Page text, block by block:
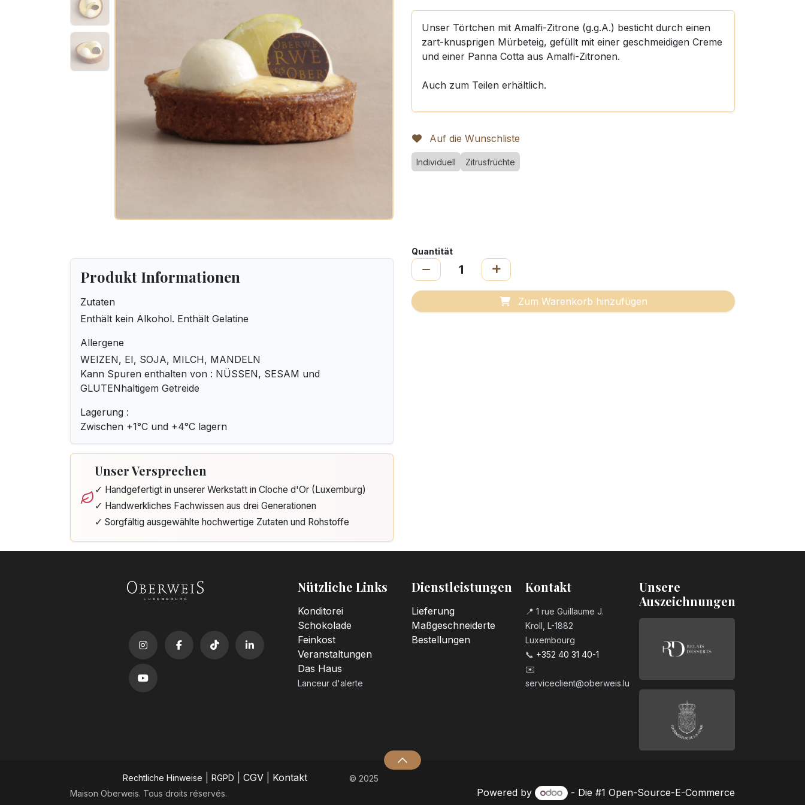
Unser Törtchen mit Amalfi-Zitrone (g.g.A.) besticht durch einen
zart-knusprigen Mürbeteig, gefüllt mit einer geschmeidigen Creme
und einer Panna Cotta aus Amalfi-Zitronen.
Auch zum Teilen erhältlich.
Auf die Wunschliste
Individuell Zitrusfrüchte
Produkt Informationen
Zutaten
Enthält kein Alkohol. Enthält Gelatine
Allergene
WEIZEN, EI, SOJA, MILCH, MANDELN
Kann Spuren enthalten von : NÜSSEN, SESAM und
GLUTENhaltigem Getreide
Lagerung :
Zwischen +1°C und +4°C lagern
Unser Versprechen
✓ Handgefertigt in unserer Werkstatt in Cloche d'Or (Luxemburg)
✓ Handwerkliches Fachwissen aus drei Generationen
✓ Sorgfältig ausgewählte hochwertige Zutaten und Rohstoffe
Quantität
Zum Warenkorb hinzufügen
Nützliche Links
Konditorei
Schokolade
Feinkost
Veranstaltungen
Das Haus
Lanceur d'alerte
Dienstleistungen
Lieferung
Maßgeschneiderte
Bestellungen
Kontakt
📍 1 rue Guillaume J.
Kroll, L-1882
Luxembourg
📞 +352 40 31 40-1
✉️
serviceclient@oberweis.lu
Unsere
Auszeichnungen
​Rechtliche Hinweise RGPD CGV Kontakt
© 2025
Maison Oberweis. Tous droits réservés.
Powered by - Die #1 Open-Source-E-Commerce